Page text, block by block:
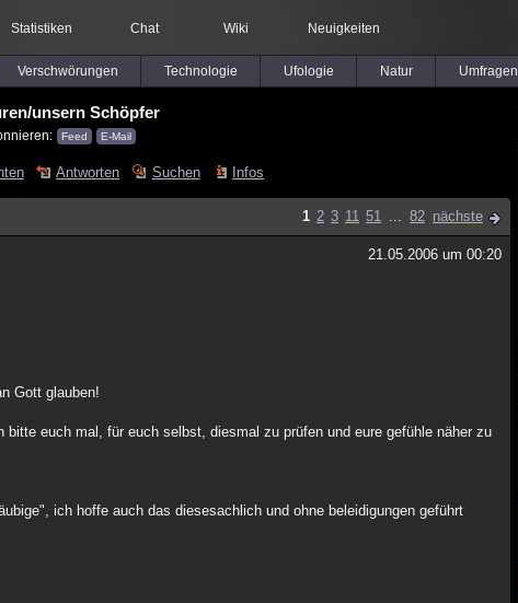
Statistiken Chat Wiki Neuigkeiten
Verschwörungen Technologie Ufologie Natur Umfragen
unsern Schöpfer
Feed E-Mail
Antworten Suchen Infos
1 2 3 11 51 ... 82 nächste
21.05.2006 um 00:20
Gott glauben!
euch mal, für euch selbst, diesmal zu prüfen und eure gefühle näher zu
ich hoffe auch das diesesachlich und ohne beleidigungen geführt